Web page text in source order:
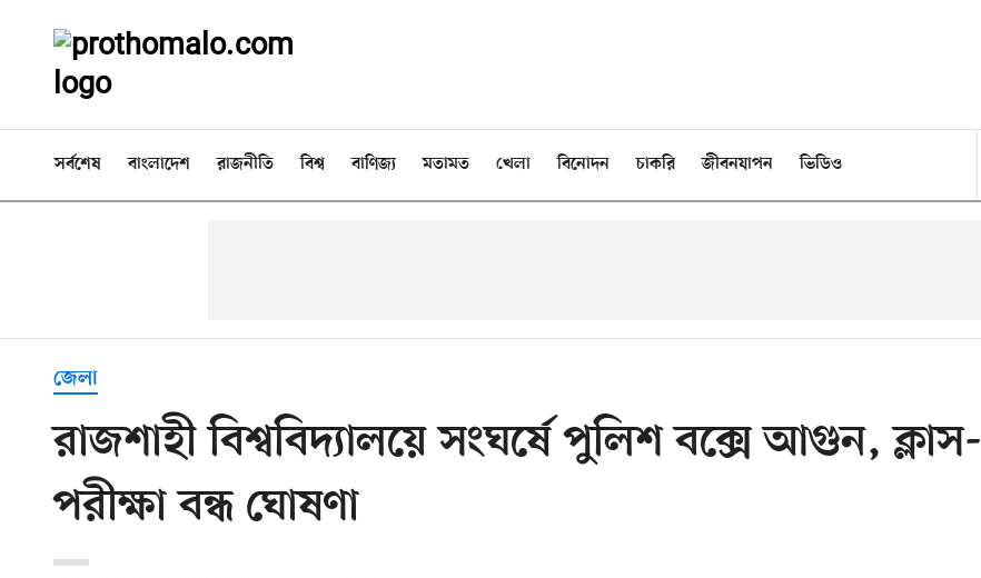
সর্বশেষ বাংলাদেশ রাজনীতি বিশ্ব বাণিজ্য মতামত খেলা বিনোদন চাকরি জীবনযাপন ভিডিও
জেলা
রাজশাহী বিশ্ববিদ্যালয়ে সংঘর্ষে পুলিশ বক্সে আগুন, ক্লাস-
পরীক্ষা বন্ধ ঘোষণা